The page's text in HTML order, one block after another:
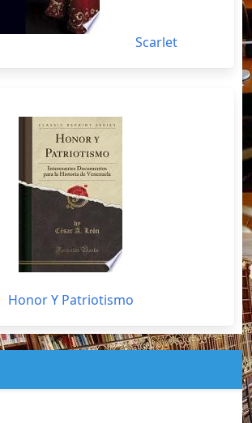
Scarlet
Honor Y Patriotismo